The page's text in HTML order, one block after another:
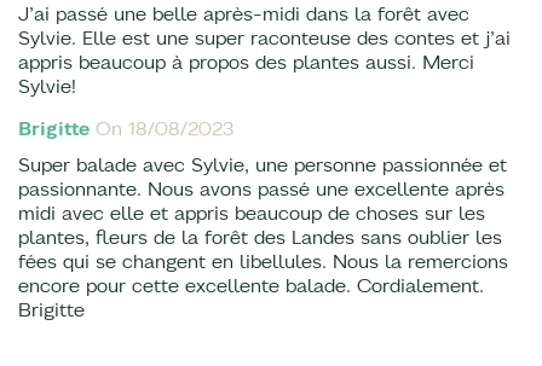
J’ai passé une belle après-midi dans la forêt avec
Sylvie. Elle est une super raconteuse des contes et j’ai
appris beaucoup à propos des plantes aussi. Merci
Sylvie!
Brigitte On 18/08/2023
Super balade avec Sylvie, une personne passionnée et
passionnante. Nous avons passé une excellente après
midi avec elle et appris beaucoup de choses sur les
plantes, fleurs de la forêt des Landes sans oublier les
fées qui se changent en libellules. Nous la remercions
encore pour cette excellente balade. Cordialement.
Brigitte